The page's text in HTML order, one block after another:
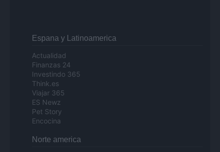
Espana y Latinoamerica
Actualidad
Finanzas 24
Investindo 365
Think.es
Viajar 365
ES Newz
Pet Story
Encocina
Norte america